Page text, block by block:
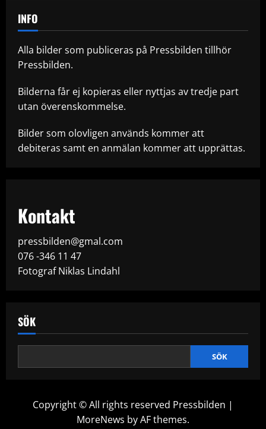
INFO
Alla bilder som publiceras på Pressbilden tillhör
Pressbilden.
Bilderna får ej kopieras eller nyttjas av tredje part
utan överenskommelse.
Bilder som olovligen används kommer att
debiteras samt en anmälan kommer att upprättas.
Kontakt
pressbilden@gmal.com
076 -346 11 47
Fotograf Niklas Lindahl
SÖK
SÖK
Copyright © All rights reserved Pressbilden |
MoreNews by AF themes.